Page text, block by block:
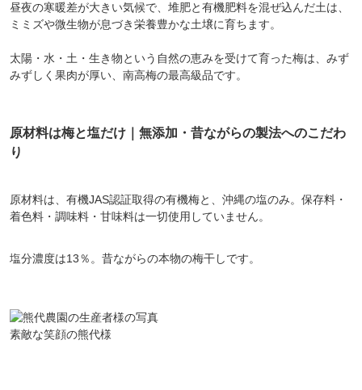
昼夜の寒暖差が大きい気候で、堆肥と有機肥料を混ぜ込んだ土は、
ミミズや微生物が息づき栄養豊かな土壌に育ちます。
太陽・水・土・生き物という自然の恵みを受けて育った梅は、みず
みずしく果肉が厚い、南高梅の最高級品です。
原材料は梅と塩だけ｜無添加・昔ながらの製法へのこだわ
り
原材料は、有機JAS認証取得の有機梅と、沖縄の塩のみ。保存料・
着色料・調味料・甘味料は一切使用していません。
塩分濃度は13％。昔ながらの本物の梅干しです。
素敵な笑顔の熊代様